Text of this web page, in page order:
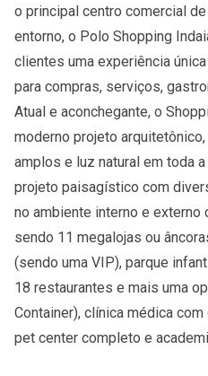
o principal centro comercial
entorno, o Polo Shopping
clientes uma experiência
para compras, serviços,
Atual e aconchegante, o
moderno projeto
amplos e luz natural em toda
projeto paisagístico com
no ambiente interno e externo
sendo 11 megalojas ou
(sendo uma VIP), parque
18 restaurantes e mais uma
Container), clínica médica
pet center completo e